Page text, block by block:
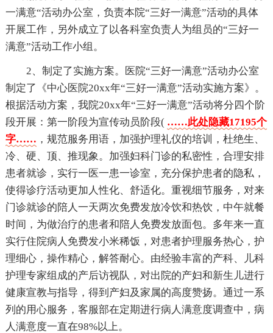
一满意“活动办公室，负责本院“三好一满意”活动的具体
开展工作，另外成立了以各科室负责人为组员的“三好一
满意”活动工作小组。
2、制定了实施方案。医院“三好一满意”活动办公室
制定了《中心医院20xx年“三好一满意”活动实施方案》。
根据活动方案，我院20xx年“三好一满意”活动将分四个阶
段开展：第一阶段为宣传动员阶段( ……此处隐藏17195个
字…… ，规范服务用语，加强护理礼仪的培训，杜绝生、
冷、硬、顶、推现象。加强妇科门诊的私密性，合理安排
患者就诊，实行一医一患一诊室，充分保护患者的隐私，
使得诊疗活动更加人性化、舒适化。重视细节服务，对来
门诊就诊的陪人一天两次免费发放冷饮和热饮，中午就餐
时间，为做治疗的患者和陪人免费发放面包。多年来一直
实行住院病人免费发小米稀饭，对患者护理服务热心，护
理细心，操作精心，解答耐心。由经验丰富的产科、儿科
护理专家组成的产后访视队，对出院的产妇和新生儿进行
健康宣教与指导，得到产妇及家属的高度赞扬。通过一系
列的用心服务，客服部在定期进行病人满意度调查中，病
人满意度一直在98%以上。